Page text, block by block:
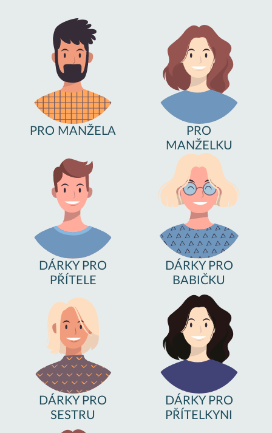
PRO MANŽELA
PRO
MANŽELKU
DÁRKY PRO
PŘÍTELE
DÁRKY PRO
BABIČKU
DÁRKY PRO
SESTRU
DÁRKY PRO
PŘÍTELKYNI